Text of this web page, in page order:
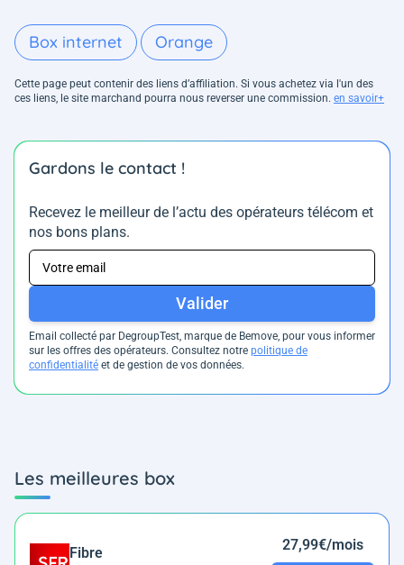
Box internet Orange
Cette page peut contenir des liens d’affiliation. Si vous achetez via l'un des
ces liens, le site marchand pourra nous reverser une commission. en savoir+
Gardons le contact !
Recevez le meilleur de l’actu des opérateurs télécom et
nos bons plans.
Valider
Email collecté par DegroupTest, marque de Bemove, pour vous informer
sur les offres des opérateurs. Consultez notre politique de
confidentialité et de gestion de vos données.
Les meilleures box
Fibre 27,99€/mois